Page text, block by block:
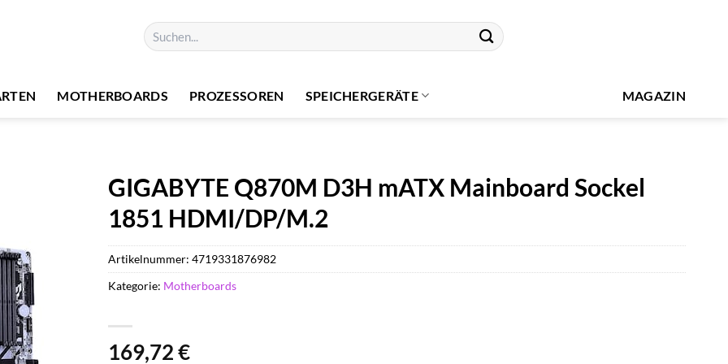
Suchen
nach:
MOTHERBOARDS PROZESSOREN SPEICHERGERÄTE MAGAZIN
GIGABYTE Q870M D3H mATX Mainboard Sockel
1851 HDMI/DP/M.2
169,72€
Artikelnummer:4719331876982
Kategorie: Motherboards